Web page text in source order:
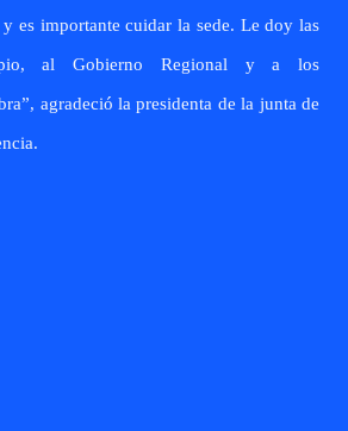
es importante cuidar la sede. Le doy las
al Gobierno Regional y a los
agradeció la presidenta de la junta de